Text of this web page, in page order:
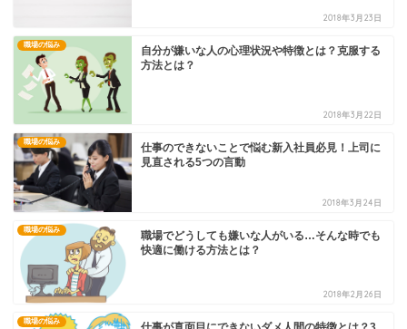
2018年3月23日
職場の悩み
自分が嫌いな人の心理状況や特徴とは？克服する
方法とは？
2018年3月22日
職場の悩み
仕事のできないことで悩む新入社員必見！上司に
見直される5つの言動
2018年3月24日
職場の悩み
職場でどうしても嫌いな人がいる…そんな時でも
快適に働ける方法とは？
2018年2月26日
職場の悩み